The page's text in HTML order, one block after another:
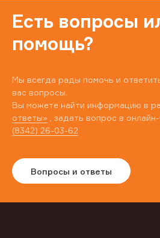
Есть вопросы
помощь?
Мы всегда рады помочь и
вас вопросы.
Вы можете найти информацию в
ответы» , задать вопрос в
(8342) 26-03-62
Вопросы и ответы